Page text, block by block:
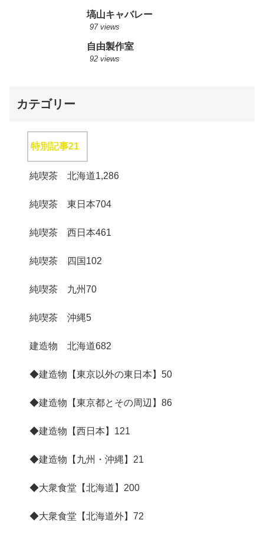
塙山キャバレー
97 views
自由製作室
92 views
カテゴリー
特別記事21
純喫茶 北海道1,286
純喫茶 東日本704
純喫茶 西日本461
純喫茶 四国 102
純喫茶 九州70
純喫茶 沖縄5
建造物 北海道682
◆建造物【東京以外の東日本】 50
◆建造物【東京都とその周辺】 86
◆建造物【西日本】 121
◆建造物【九州・沖縄】 21
◆大衆食堂【北海道】 200
◆大衆食堂【北海道外】 72